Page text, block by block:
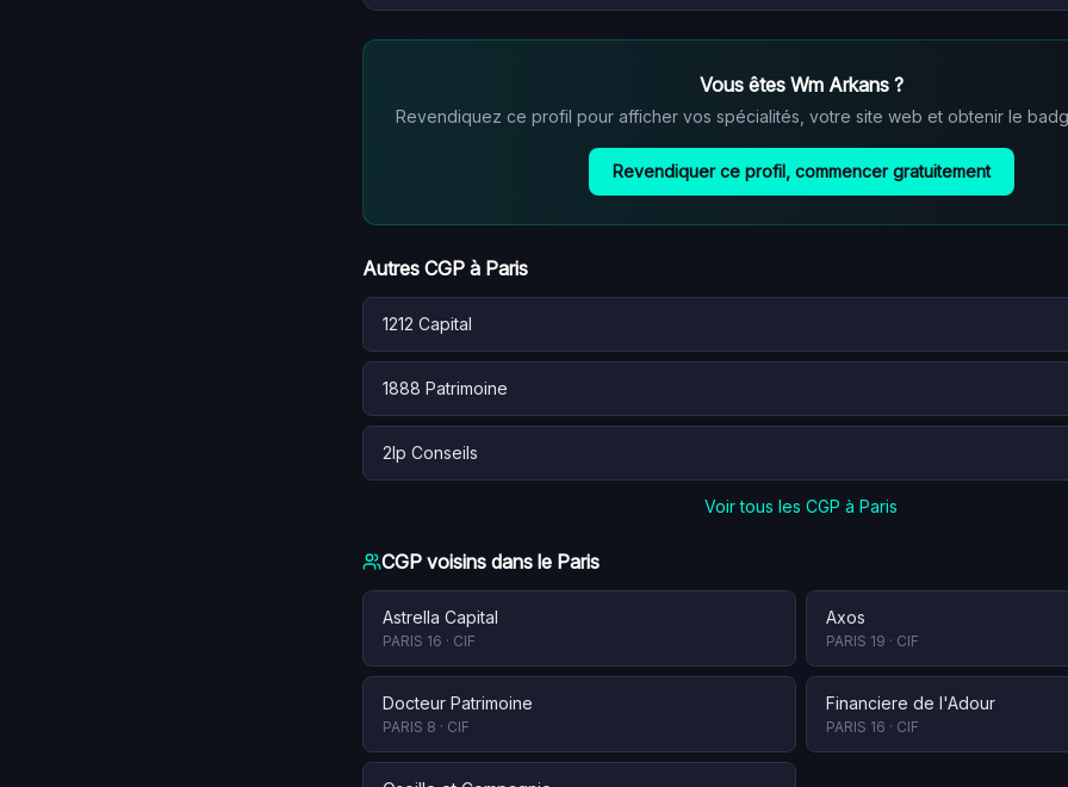
Vous êtes Wm Arkans?
Revendiquez ce profil pour afficher vos spécialités, votre site web et obtenir le
Revendiquer ce profil, commencer gratuitement
Autres CGP à Paris
1212 Capital
1888 Patrimoine
2lp Conseils
Voir tous les CGP à Paris
CGP voisins dans le Paris
Astrella Capital
PARIS 16 · CIF
Axos
PARIS 19 · CIF
Docteur Patrimoine
PARIS 8 · CIF
Financiere de l'Adour
PARIS 16 · CIF